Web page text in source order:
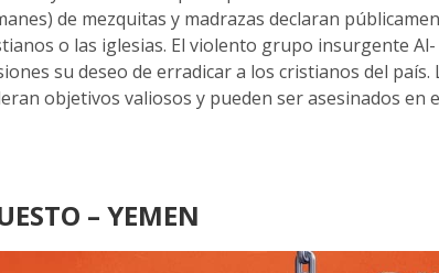
de mezquitas y madrazas declaran
o las iglesias. El violento grupo insurgente Al-
su deseo de erradicar a los cristianos del país.
objetivos valiosos y pueden ser asesinados en
– YEMEN